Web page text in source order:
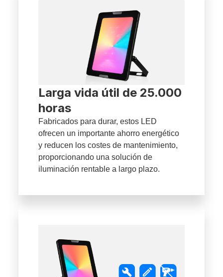
Larga vida útil de 25.000
horas
Fabricados para durar, estos LED
ofrecen un importante ahorro energético
y reducen los costes de mantenimiento,
proporcionando una solución de
iluminación rentable a largo plazo.